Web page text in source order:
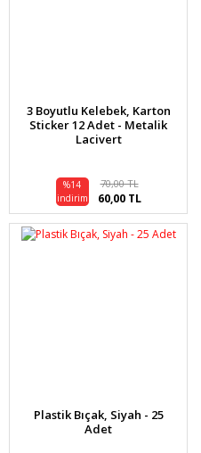
3 Boyutlu Kelebek, Karton
Sticker 12 Adet - Metalik
Lacivert
%14
indirim
70,00 TL
60,00 TL
Plastik Bıçak, Siyah - 25
Adet